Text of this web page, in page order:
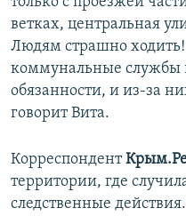
ветках, центральная
Людям страшно
коммунальные службы
обязанности, и из-за
говорит Вита.
Корреспондент
территории, где
следственные